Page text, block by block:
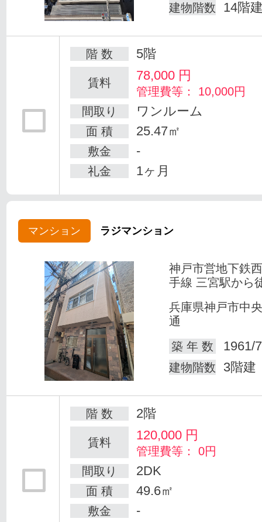
建物階数 14階
階 数 5階
賃料 78,000 円
管理費等： 10,000円
間取り
ワンルーム
面 積 25.47㎡
敷金 -
礼金 1ヶ月
マンション ラジマンション
神戸市営地下鉄
手線 三宮駅から
兵庫県神戸市中
通
築 年 数
1961/
建物階数 3階建
階 数 2階
賃料 120,000 円
管理費等： 0円
間取り
2DK
面 積 49.6㎡
敷金 -